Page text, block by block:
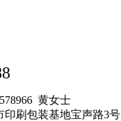
黄女士
印刷包装基地宝声路3号